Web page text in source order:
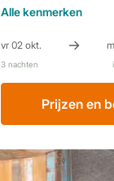
Allekenmerken
Prijzen en